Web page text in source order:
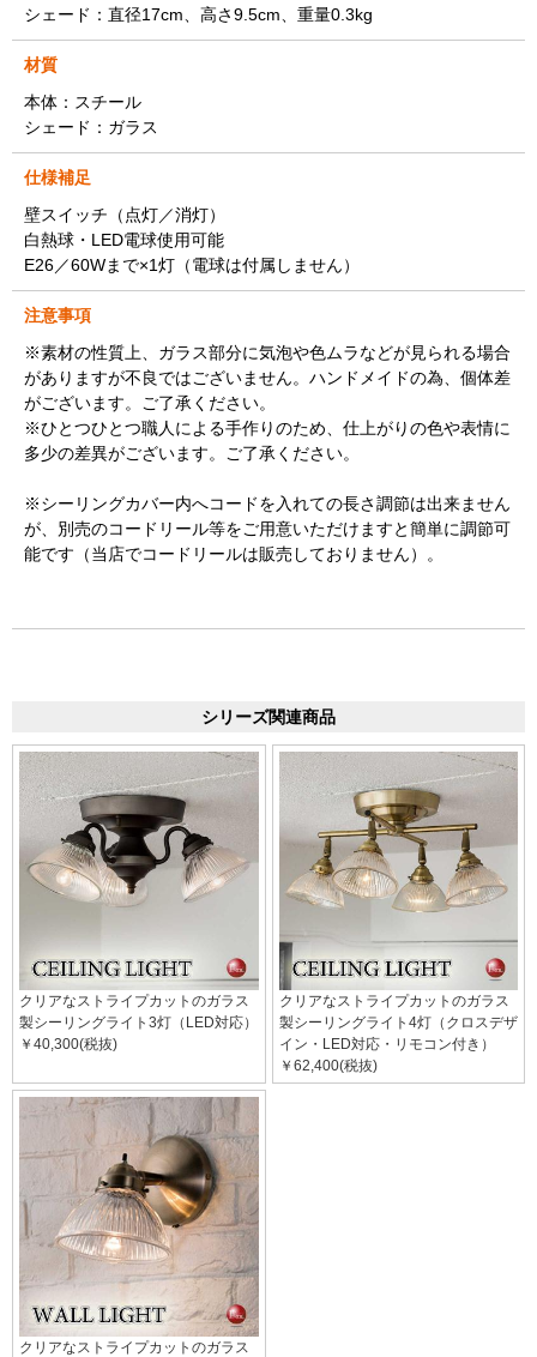
シェード：直径17cm、高さ9.5cm、重量0.3kg
材質
本体：スチール
シェード：ガラス
仕様補足
壁スイッチ（点灯／消灯）
白熱球・LED電球使用可能
E26／60Wまで×1灯（電球は付属しません）
注意事項
※素材の性質上、ガラス部分に気泡や色ムラなどが見られる場合
がありますが不良ではございません。ハンドメイドの為、個体差
がございます。ご了承ください。
※ひとつひとつ職人による手作りのため、仕上がりの色や表情に
多少の差異がございます。ご了承ください。
※シーリングカバー内へコードを入れての長さ調節は出来ません
が、別売のコードリール等をご用意いただけますと簡単に調節可
能です（当店でコードリールは販売しておりません）。
シリーズ関連商品
クリアなストライプカットのガラス
製シーリングライト3灯（LED対応）
￥40,300(税抜)
クリアなストライプカットのガラス
製シーリングライト4灯（クロスデザ
イン・LED対応・リモコン付き）
￥62,400(税抜)
クリアなストライプカットのガラス